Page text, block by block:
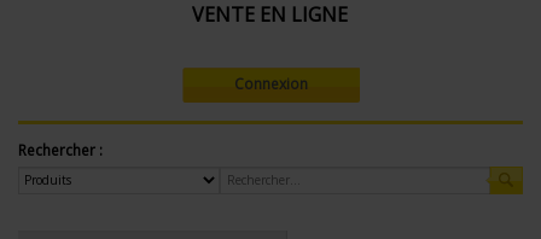
VENTE EN LIGNE
Connexion
Rechercher :